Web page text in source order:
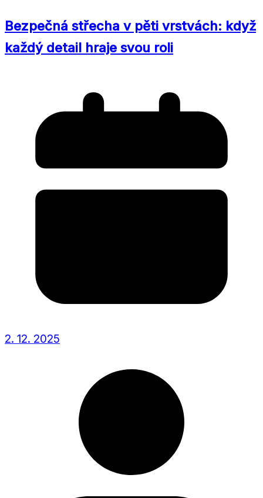
Bezpečná střecha v pěti vrstvách: když
každý detail hraje svou roli
2. 12. 2025